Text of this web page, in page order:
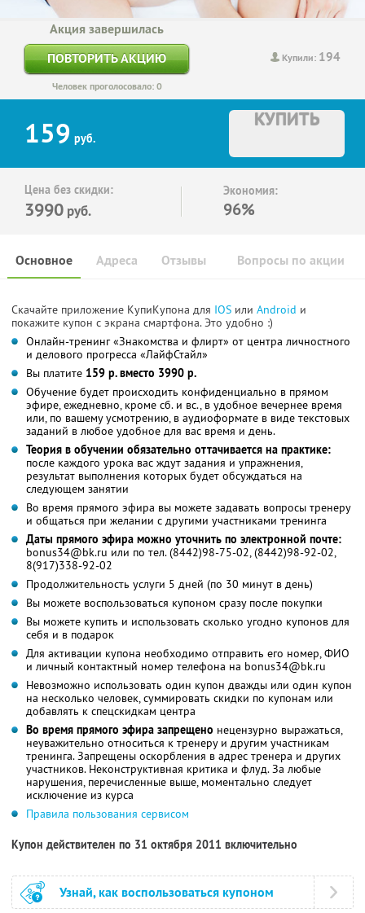
Купили: 194
Акция завершилась
ПОВТОРИТЬ АКЦИЮ
Человек проголосовало: 0
159 руб.
КУПИТЬ
Цена без скидки:
3990 руб.
Экономия:
96%
Основное Отзывы Вопросы по акции
Адреса
Скачайте приложение КупиКупона для IOS или Android и
покажите купон с экрана смартфона. Это удобно :)
Онлайн-тренинг «Знакомства и флирт» от центра личностного
и делового прогресса «ЛайфСтайл»
Вы платите 159 р. вместо 3990 р.
Обучение будет происходить конфиденциально в прямом
эфире, ежедневно, кроме сб. и вс., в удобное вечернее время
или, по вашему усмотрению, в аудиоформате в виде текстовых
заданий в любое удобное для вас время и день.
Теория в обучении обязательно оттачивается на практике:
после каждого урока вас ждут задания и упражнения,
результат выполнения которых будет обсуждаться на
следующем занятии
Во время прямого эфира вы можете задавать вопросы тренеру
и общаться при желании с другими участниками тренинга
Даты прямого эфира можно уточнить по электронной почте:
bonus34@bk.ru или по тел. (8442)98-75-02, (8442)98-92-02,
8(917)338-92-02
Продолжительность услуги 5 дней (по 30 минут в день)
Вы можете воспользоваться купоном сразу после покупки
Вы можете купить и использовать сколько угодно купонов для
себя и в подарок
Для активации купона необходимо отправить его номер, ФИО
и личный контактный номер телефона на bonus34@bk.ru
Невозможно использовать один купон дважды или один купон
на несколько человек, суммировать скидки по купонам или
добавлять к спецскидкам центра
Во время прямого эфира запрещено нецензурно выражаться,
неуважительно относиться к тренеру и другим участникам
тренинга. Запрещены оскорбления в адрес тренера и других
участников. Неконструктивная критика и флуд. За любые
нарушения, перечисленные выше, моментально следует
исключение из курса
Правила пользования сервисом
Купон действителен по 31 октября 2011 включительно
Узнай, как воспользоваться купоном